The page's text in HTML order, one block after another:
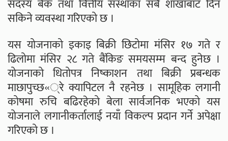
सदस्य बैंक तथा वित्तीय संस्थाका सबै शाखाबाट दिन
सकिने व्यवस्था गरिएको छ ।
यस योजनाको इकाइ बिक्री छिटोमा मंसिर १७ गते र
ढिलोमा मंसिर २८ गते बैंकिङ समयसम्म बन्द हुनेछ ।
योजनाको धितोपत्र निष्काशन तथा बिक्री प्रबन्धक
माछापुच्छ«्रे क्यापिटल नै रहनेछ । सामूहिक लगानी
कोषमा रुचि बढिरहेको बेला सार्वजनिक भएको यस
योजनाले लगानीकर्तालाई नयाँ विकल्प प्रदान गर्ने अपेक्षा
गरिएको छ ।